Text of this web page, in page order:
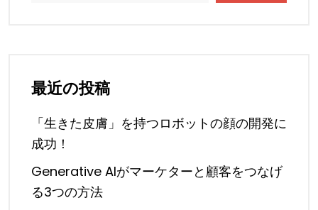
最近の投稿
「生きた皮膚」を持つロボットの顔の開発に
成功！
Generative AIがマーケターと顧客をつなげ
る3つの方法